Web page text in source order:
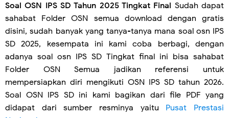
Soal OSN IPS SD Tahun 2025 Tingkat Final Sudah dapat
sahabat Folder OSN semua download dengan gratis
disini, sudah banyak yang tanya-tanya mana soal osn IPS
SD 2025, kesempata ini kami coba berbagi, dengan
adanya soal osn IPS SD Tingkat final ini bisa sahabat
Folder OSN Semua jadikan referensi untuk
mempersiapkan diri mengikuti OSN IPS SD tahun 2026.
Soal OSN IPS SD ini kami bagikan dari file PDF yang
didapat dari sumber resminya yaitu Pusat Prestasi